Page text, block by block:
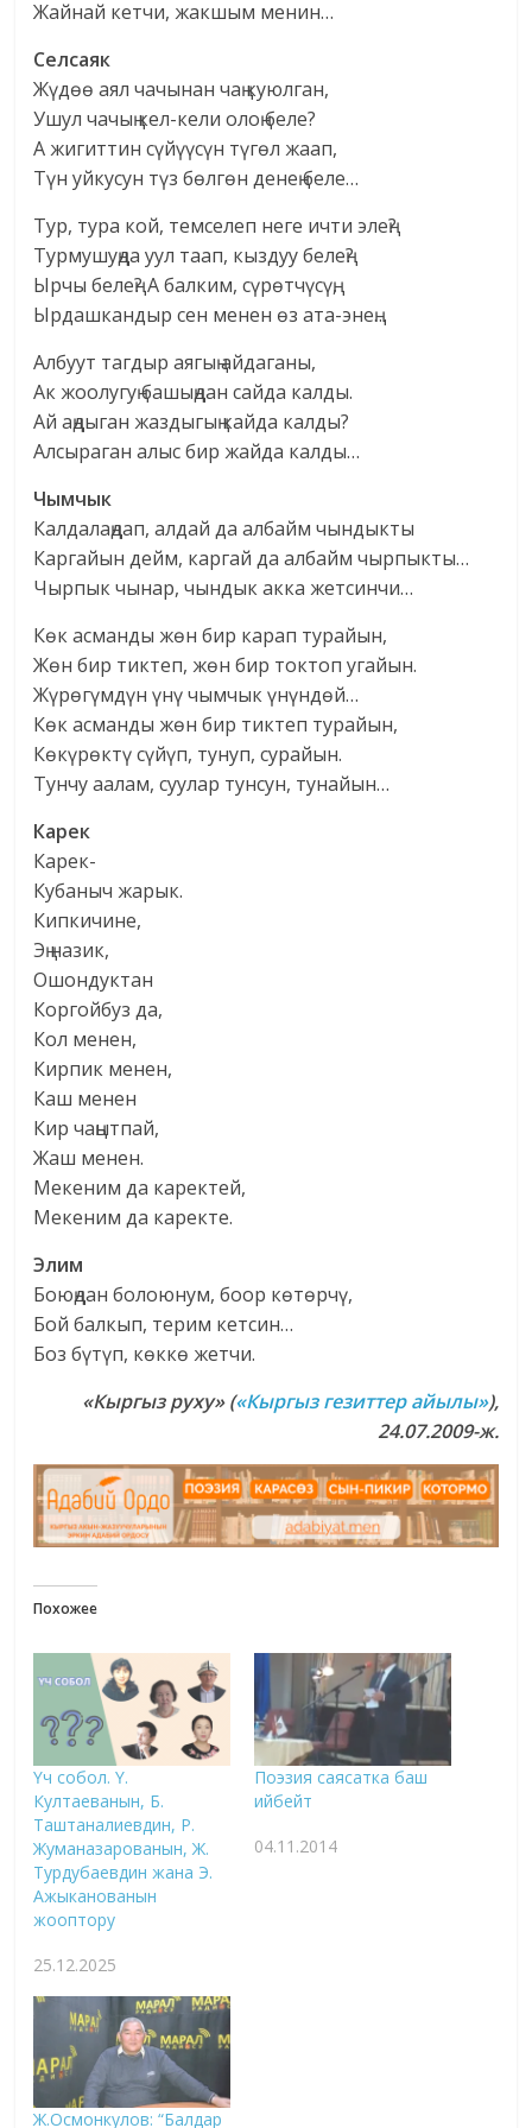
Жайнай кетчи, жакшым менин…
Селсаяк
Жүдөө аял чачынан чаң куюлган,
Ушул чачың кел-кели олоң беле?
А жигиттин сүйүүсүн түгөл жаап,
Түн уйкусун түз бөлгөн денең беле…
Тур, тура кой, темселеп неге ичти элең?
Турмушуңда уул таап, кыздуу белең?
Ырчы белең? А балким, сүрөтчүсүң,
Ырдашкандыр сен менен өз ата-энең…
Албуут тагдыр аягың айдаганы,
Ак жоолугуң башыңдан сайда калды.
Ай аңдыган жаздыгың кайда калды?
Алсыраган алыс бир жайда калды…
Чымчык
Калдалаңдап, алдай да албайм чындыкты
Каргайын дейм, каргай да албайм чырпыкты…
Чырпык чынар, чындык акка жетсинчи…
Көк асманды жөн бир карап турайын,
Жөн бир тиктеп, жөн бир токтоп угайын.
Жүрөгүмдүн үнү чымчык үнүндөй…
Көк асманды жөн бир тиктеп турайын,
Көкүрөктү сүйүп, тунуп, сурайын.
Тунчу аалам, суулар тунсун, тунайын…
Карек
Карек-
Кубаныч жарык.
Кипкичине,
Эң назик,
Ошондуктан
Коргойбуз да,
Кол менен,
Кирпик менен,
Каш менен
Кир чаңытпай,
Жаш менен.
Мекеним да каректей,
Мекеним да каректе.
Элим
Боюңдан болоюнум, боор көтөрчү,
Бой балкып, терим кетсин…
Боз бүтүп, көккө жетчи.
«Кыргыз руху» («Кыргыз гезиттер айылы»),
24.07.2009-ж.
Похожее
Үч собол. Ү.
Култаеванын, Б.
Таштаналиевдин, Р.
Жуманазарованын, Ж.
Турдубаевдин жана Э.
Ажыканованын
жооптору
25.12.2025
Поэзия саясатка баш
ийбейт
04.11.2014
Ж.Осмонкулов: “Балдар